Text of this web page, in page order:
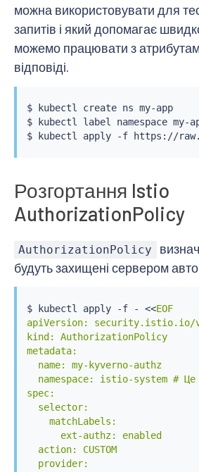
можна використовувати для
запитів і який допомагає
можемо працювати з
відповіді.
$ kubectl create ns my-app
$
kubectl label namespace
$
kubectl
Розгортання Istio
AuthorizationPolicy
AuthorizationPolicy
будуть захищені сервером
$ kubectl apply -f - <<EOF
apiVersion: security.istio.io/
kind: AuthorizationPolicy
metadata:
  name: my-kyverno-authz
namespace: istio-system #
spec:
  selector:
    matchLabels:
      ext-authz: enabled
  action: CUSTOM
  provider: